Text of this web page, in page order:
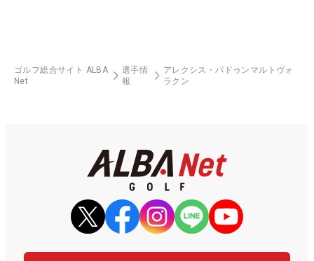
ゴルフ総合サイト ALBA
Net
選手情
報
アレクシス・パドゥンマルトヴォ
ラクン